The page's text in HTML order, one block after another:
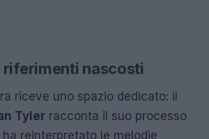
riferimenti nascosti
riceve uno spazio dedicato: il
Tyler racconta il suo processo
reinterpretato le melodie